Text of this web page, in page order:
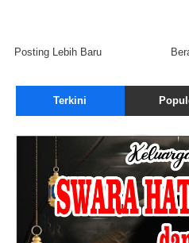
Posting Lebih Baru
Terkini